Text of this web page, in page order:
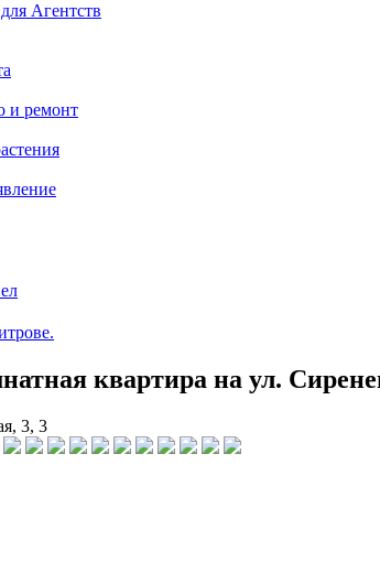
Агентств
и ремонт
квартира на ул.
3, 3